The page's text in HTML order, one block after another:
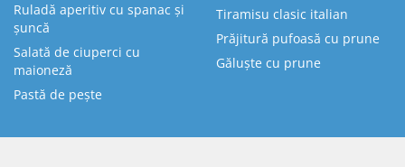
Ruladă aperitiv cu spanac și
șuncă
Salată de ciuperci cu
maioneză
Pastă de pește
Tiramisu clasic italian
Prăjitură pufoasă cu prune
Găluște cu prune